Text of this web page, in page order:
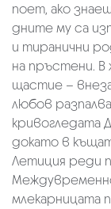
поет, ако
дните му са
и тиранични
на пръстени. В
щастие –
любов
кривогледата
докато в
Летиция реди
млекарницата